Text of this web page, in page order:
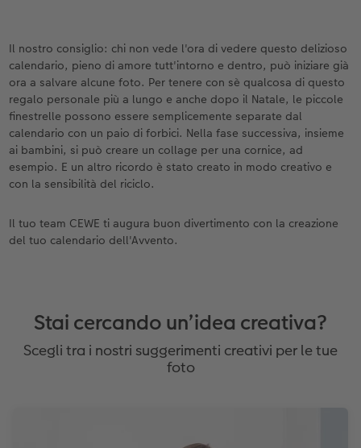
Il nostro consiglio: chi non vede l'ora di vedere questo delizioso
calendario, pieno di amore tutt'intorno e dentro, può iniziare già
ora a salvare alcune foto. Per tenere con sè qualcosa di questo
regalo personale più a lungo e anche dopo il Natale, le piccole
finestrelle possono essere semplicemente separate dal
calendario con un paio di forbici. Nella fase successiva, insieme
ai bambini, si può creare un collage per una cornice, ad
esempio. E un altro ricordo è stato creato in modo creativo e
con la sensibilità del riciclo.
Il tuo team CEWE ti augura buon divertimento con la creazione
del tuo calendario dell'Avvento.
Stai cercando un’idea creativa?
Scegli tra i nostri suggerimenti creativi per le tue
foto